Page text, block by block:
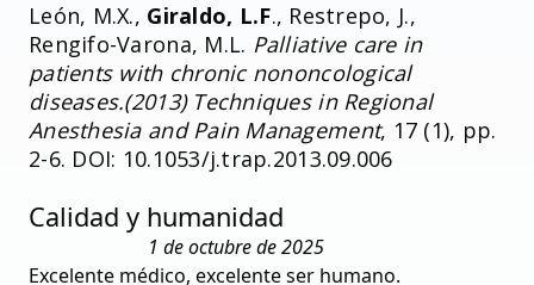
León, M.X., Giraldo, L.F., Restrepo, J.,
Rengifo-Varona, M.L. Palliative care in
patients with chronic nononcological
diseases.(2013) Techniques in Regional
Anesthesia and Pain Management, 17 (1), pp.
2-6. DOI: 10.1053/j.trap.2013.09.006
Calidad y humanidad
1 de octubre de 2025
Excelente médico, excelente ser humano.